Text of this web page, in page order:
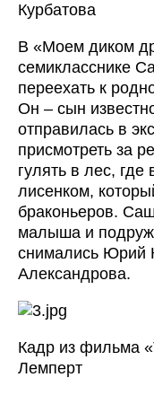
Курбатова
В «Моем диком
семикласснике
переехать к
Он – сын
отправилась в
присмотреть за
гулять в лес,
лисенком,
браконьеров.
малыша и
снимались Юрий
Александрова.
Кадр из фильма
Лемперт